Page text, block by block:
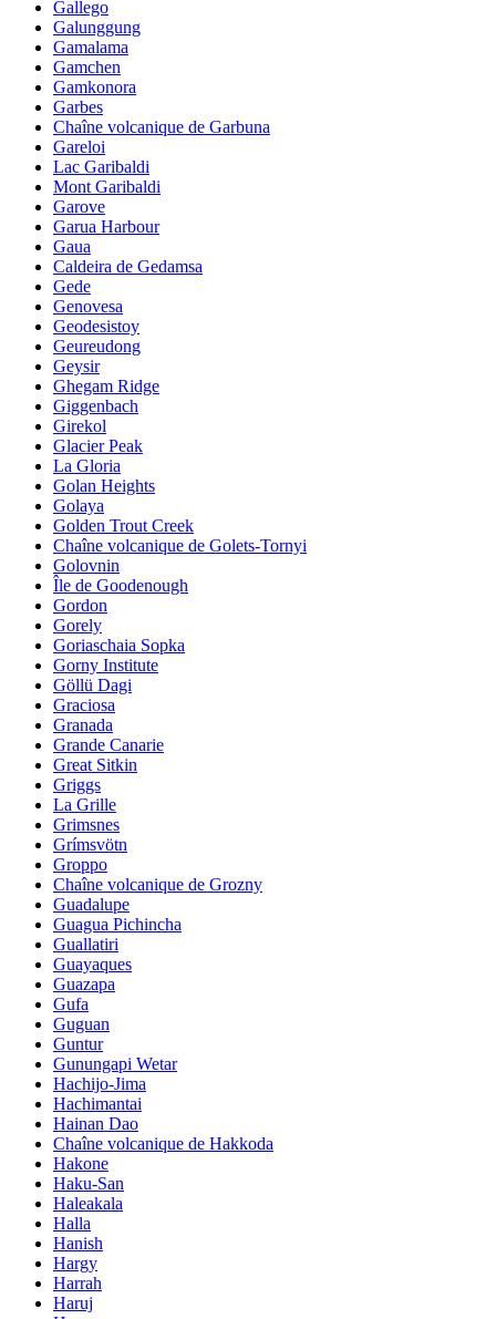
Gallego
Galunggung
Gamalama
Gamchen
Gamkonora
Garbes
Chaîne volcanique de Garbuna
Gareloi
Lac Garibaldi
Mont Garibaldi
Garove
Garua Harbour
Gaua
Caldeira de Gedamsa
Gede
Genovesa
Geodesistoy
Geureudong
Geysir
Ghegam Ridge
Giggenbach
Girekol
Glacier Peak
La Gloria
Golan Heights
Golaya
Golden Trout Creek
Chaîne volcanique de Golets-Tornyi
Golovnin
Île de Goodenough
Gordon
Gorely
Goriaschaia Sopka
Gorny Institute
Göllü Dagi
Graciosa
Granada
Grande Canarie
Great Sitkin
Griggs
La Grille
Grimsnes
Grímsvötn
Groppo
Chaîne volcanique de Grozny
Guadalupe
Guagua Pichincha
Guallatiri
Guayaques
Guazapa
Gufa
Guguan
Guntur
Gunungapi Wetar
Hachijo-Jima
Hachimantai
Hainan Dao
Chaîne volcanique de Hakkoda
Hakone
Haku-San
Haleakala
Halla
Hanish
Hargy
Harrah
Haruj